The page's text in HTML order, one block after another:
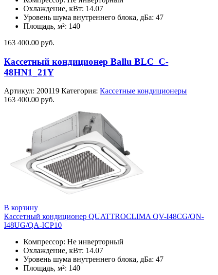
Охлаждение, кВт: 14.07
Уровень шума внутреннего блока, дБа: 47
Площадь, м²: 140
163 400.00 руб.
Кассетный кондиционер Ballu BLC_C-
48HN1_21Y
Артикул: 200119 Категория: Кассетные кондиционеры
163 400.00 руб.
В корзину
Кассетный кондиционер QUATTROCLIMA QV-I48CG/QN-
I48UG/QA-ICP10
Компрессор: Не инверторный
Охлаждение, кВт: 14.07
Уровень шума внутреннего блока, дБа: 47
Площадь, м²: 140